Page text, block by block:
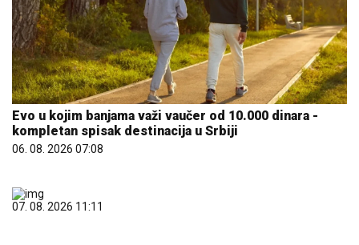
Evo u kojim banjama važi vaučer od 10.000 dinara -
kompletan spisak destinacija u Srbiji
06. 08. 2026 07:08
07. 08. 2026 11:11